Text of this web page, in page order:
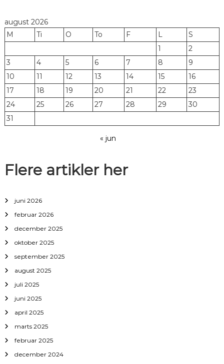
august 2026
M
Ti O To F L
S
1
2
3
4 5 6 7 8
9
10
11 12 13 14 15
16
17
18 19 20 21 22
23
24
25 26 27 28 29
30
31
« jun
Flere artikler her
juni 2026
februar 2026
december 2025
oktober 2025
september 2025
august 2025
juli 2025
juni 2025
april 2025
marts 2025
februar 2025
december 2024